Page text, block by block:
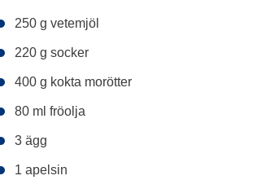
250 g vetemjöl
220 g socker
400 g kokta morötter
80 ml fröolja
3 ägg
1 apelsin